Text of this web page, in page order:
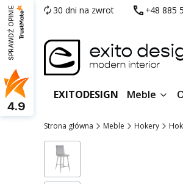
30 dni na zwrot +48 885
EXITODESIGN Meble
Strona główna Meble Hokery
SPRAWDŹ OPINIE
4.9